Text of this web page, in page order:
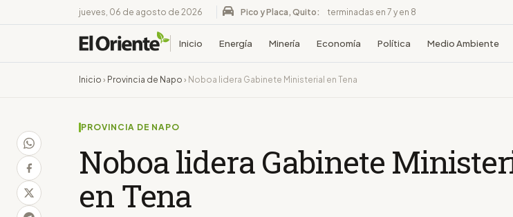
jueves, 06 de agosto de 2026 Pico y Placa, Quito: terminadas en 7 y en 8
Inicio Energía Minería Economía Política Medio Ambiente
Inicio › Provincia de Napo › Noboa lidera Gabinete Ministerial en Tena
PROVINCIA DE NAPO
Noboa lidera Gabinete
en Tena